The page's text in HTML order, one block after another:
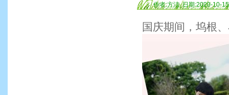
作者:方洁 日期:2020-10-15
国庆期间，坞根